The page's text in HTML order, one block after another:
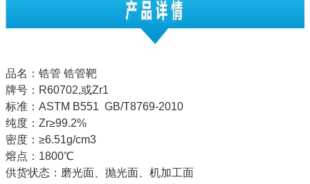
品名：锆管 锆管靶
牌号：R60702,或Zr1
标准：ASTM B551 GB/T8769-2010
纯度：Zr≥99.2%
密度：≥6.51g/cm3
熔点：1800℃
供货状态：磨光面、抛光面、机加工面